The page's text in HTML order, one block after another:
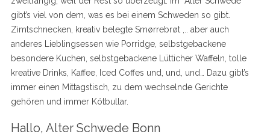
gibt’s viel von dem, was es bei einem Schweden so gibt.
Zimtschnecken, kreativ belegte Smørrebrøt ,.. aber auch
anderes Lieblingsessen wie Porridge, selbstgebackene
besondere Kuchen, selbstgebackene Lütticher Waffeln, tolle
kreative Drinks, Kaffee, Iced Coffes und, und, und… Dazu gibt’s
immer einen Mittagstisch, zu dem wechselnde Gerichte
gehören und immer Kötbullar.
Hallo, Alter Schwede Bonn